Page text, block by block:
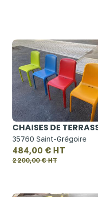
CHAISES DE
35760 Saint-Grégoire
484,00 € HT
2 200,00 € HT